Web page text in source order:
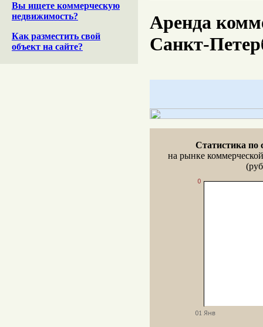
Вы ищете коммерческую
недвижимость?
Как разместить свой
объект на сайте?
Аренда
Санкт-
Статистика по
на рынке